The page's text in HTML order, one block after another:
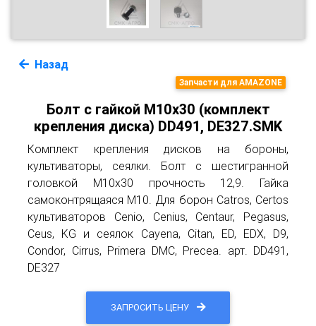
Назад
Запчасти для AMAZONE
Болт с гайкой М10х30 (комплект
крепления диска) DD491, DE327.SMK
Комплект крепления дисков на бороны,
культиваторы, сеялки. Болт с шестигранной
головкой М10х30 прочность 12,9. Гайка
самоконтрящаяся М10. Для борон Catros, Certos
культиваторов Cenio, Cenius, Centaur, Pegasus,
Ceus, KG и сеялок Cayena, Citan, ED, EDX, D9,
Condor, Cirrus, Primera DMC, Precea. арт. DD491,
DE327
ЗАПРОСИТЬ ЦЕНУ